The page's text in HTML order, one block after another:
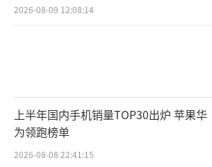
2026-08-09 12:08:14
上半年国内手机销量TOP30出炉 苹果华
为领跑榜单
2026-08-08 22:41:15